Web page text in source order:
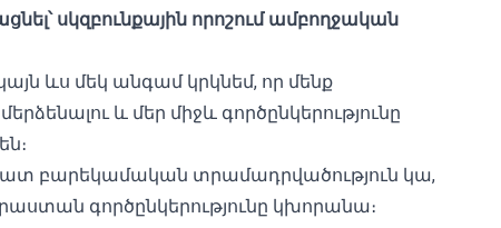
սկզբունքային որոշում ամբողջական
ևս մեկ անգամ կրկնեմ, որ մենք
և մեր միջև գործընկերությունը
բարեկամական տրամադրվածություն կա,
գործընկերությունը կխորանա։